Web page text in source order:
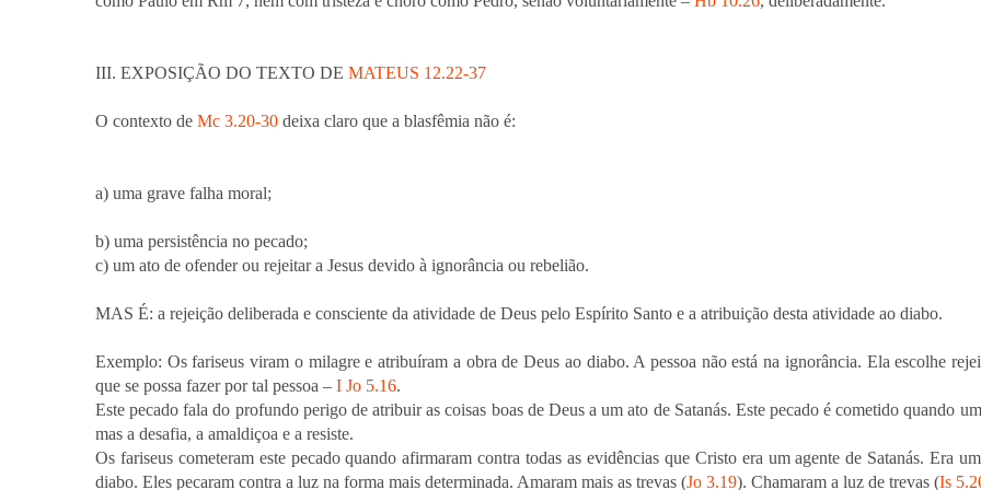
III. EXPOSIÇÃO DO TEXTO DE MATEUS 12.22-37
O contexto de Mc 3.20-30 deixa claro que a blasfêmia não é:
a) uma grave falha moral;
b) uma persistência no pecado;
c) um ato de ofender ou rejeitar a Jesus devido à ignorância ou rebelião.
MAS É: a rejeição deliberada e consciente da atividade de Deus pelo Espírito Santo e a atribuição desta atividade ao diabo.
Exemplo: Os fariseus viram o milagre e atribuíram a obra de Deus ao diabo. A pessoa não está na ignorância. Ela escolhe
que se possa fazer por tal pessoa – I Jo 5.16.
Este pecado fala do profundo perigo de atribuir as coisas boas de Deus a um ato de Satanás. Este pecado é cometido quando
mas a desafia, a amaldiçoa e a resiste.
Os fariseus cometeram este pecado quando afirmaram contra todas as evidências que Cristo era um agente de Satanás. Era
diabo. Eles pecaram contra a luz na forma mais determinada. Amaram mais as trevas (Jo 3.19). Chamaram a luz de trevas (Is